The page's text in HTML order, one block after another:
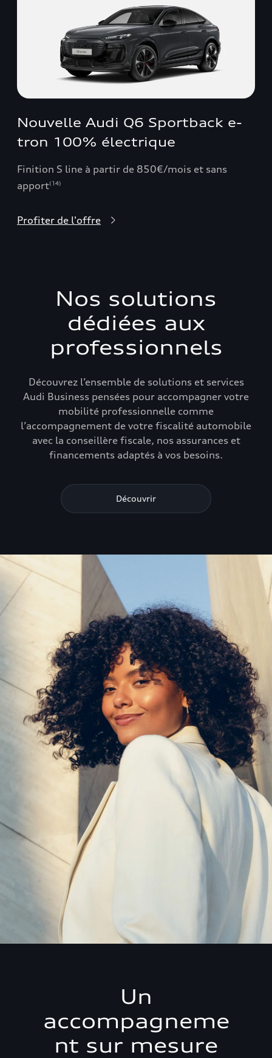
Nouvelle Audi Q6 Sportback e-
tron 100% électrique
Finition S line à partir de 850€/mois et sans
apport(14)
Profiter de l'offre
Nos solutions
dédiées aux
professionnels
Découvrez l’ensemble de solutions et services
Audi Business pensées pour accompagner votre
mobilité professionnelle comme
l’accompagnement de votre fiscalité automobile
avec la conseillère fiscale, nos assurances et
financements adaptés à vos besoins.
Découvrir
Un
accompagneme
nt sur mesure